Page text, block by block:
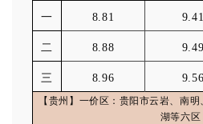
一 8.81 9.41
二 8.88 9.49
三 8.96 9.56
【贵州】一价区：贵阳市云岩、南
湖等六区